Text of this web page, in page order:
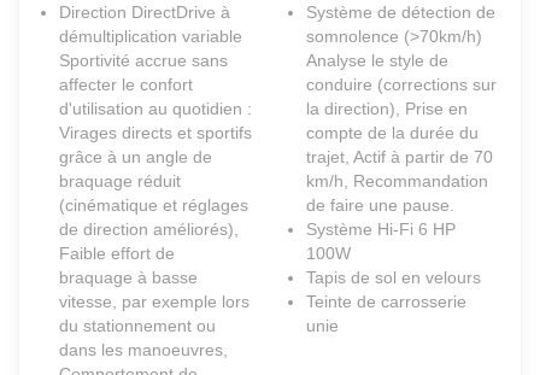
Direction DirectDrive à
démultiplication variable
Sportivité accrue sans
affecter le confort
d'utilisation au quotidien :
Virages directs et sportifs
grâce à un angle de
braquage réduit
(cinématique et réglages
de direction améliorés),
Faible effort de
braquage à basse
vitesse, par exemple lors
du stationnement ou
dans les manoeuvres,
Système de détection de
somnolence (>70km/h)
Analyse le style de
conduire (corrections sur
la direction), Prise en
compte de la durée du
trajet, Actif à partir de 70
km/h, Recommandation
de faire une pause.
Système Hi-Fi 6 HP
100W
Tapis de sol en velours
Teinte de carrosserie
unie